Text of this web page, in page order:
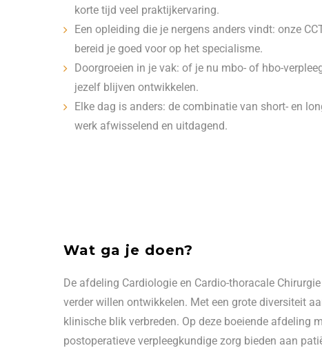
korte tijd veel praktijkervaring.
Een opleiding die je nergens anders vindt: onze
bereid je goed voor op het specialisme.
Doorgroeien in je vak: of je nu mbo- of hbo-
jezelf blijven ontwikkelen.
Elke dag is anders: de combinatie van short- en
werk afwisselend en uitdagend.
Wat ga je doen?
De afdeling Cardiologie en Cardio-thoracale
verder willen ontwikkelen. Met een grote diversiteit
klinische blik verbreden. Op deze boeiende afdeling
postoperatieve verpleegkundige zorg bieden aan